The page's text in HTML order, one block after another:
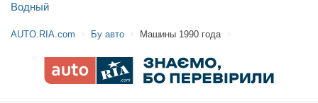
Водный
AUTO.RIA.com Бу авто Машины 1990 года